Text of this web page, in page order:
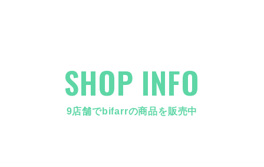
SHOP INFO
9店舗でbifarrの商品を販売中